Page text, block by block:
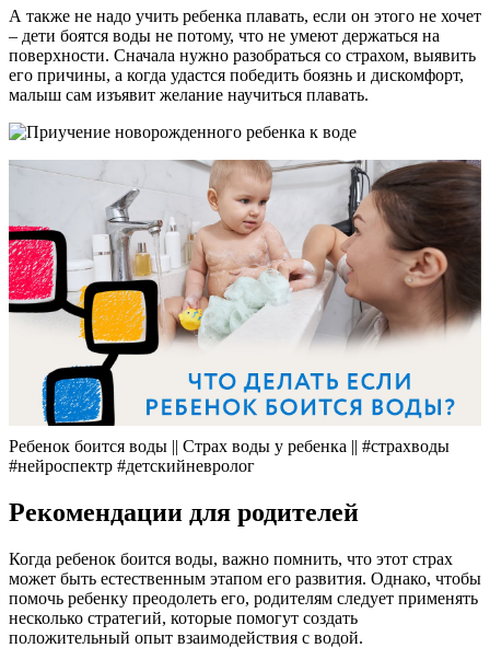
А также не надо учить ребенка плавать, если он этого не хочет
– дети боятся воды не потому, что не умеют держаться на
поверхности. Сначала нужно разобраться со страхом, выявить
его причины, а когда удастся победить боязнь и дискомфорт,
малыш сам изъявит желание научиться плавать.
Ребенок боится воды || Страх воды у ребенка || #страхводы
#нейроспектр #детскийневролог
Рекомендации для родителей
Когда ребенок боится воды, важно помнить, что этот страх
может быть естественным этапом его развития. Однако, чтобы
помочь ребенку преодолеть его, родителям следует применять
несколько стратегий, которые помогут создать
положительный опыт взаимодействия с водой.